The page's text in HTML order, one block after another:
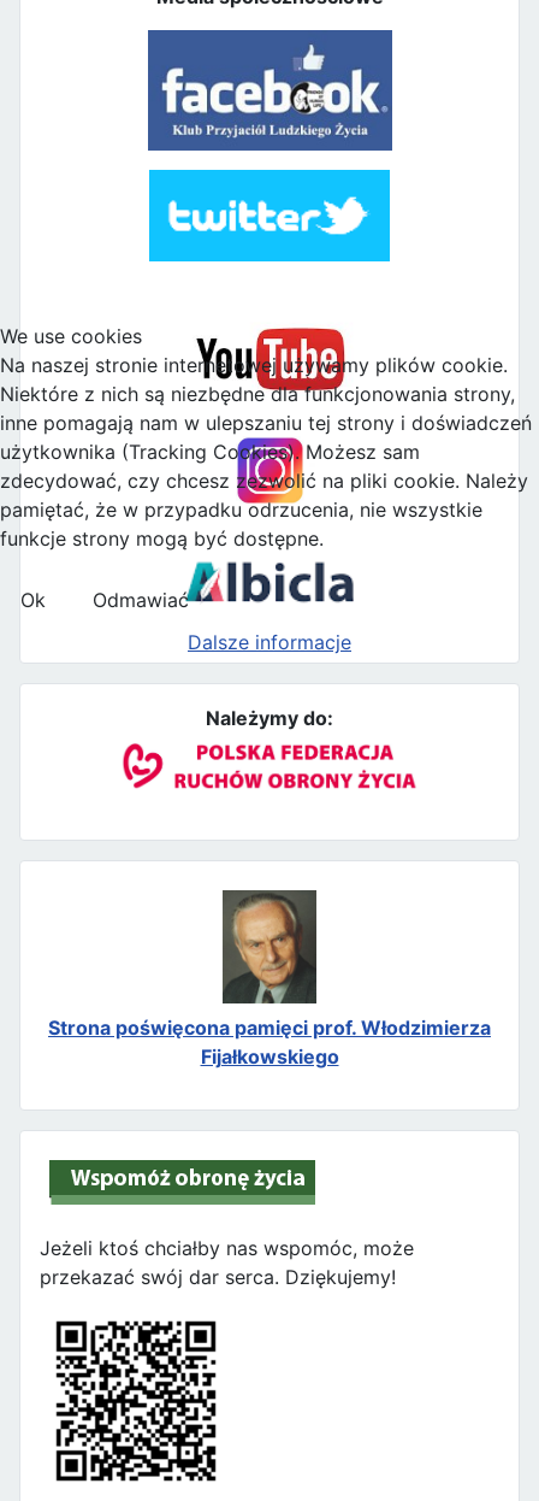
Należymy do:
Strona poświęcona pamięci prof. Włodzimierza
Fijałkowskiego
Jeżeli ktoś chciałby nas wspomóc, może
przekazać swój dar serca. Dziękujemy!
We use cookies
Na naszej stronie internetowej używamy plików cookie.
Niektóre z nich są niezbędne dla funkcjonowania strony,
inne pomagają nam w ulepszaniu tej strony i doświadczeń
użytkownika (Tracking Cookies). Możesz sam
zdecydować, czy chcesz zezwolić na pliki cookie. Należy
pamiętać, że w przypadku odrzucenia, nie wszystkie
funkcje strony mogą być dostępne.
Ok
Odmawiać
Dalsze informacje